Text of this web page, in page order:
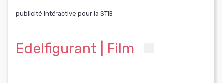
publicité intéractive pour la STIB
Edelfigurant | Film